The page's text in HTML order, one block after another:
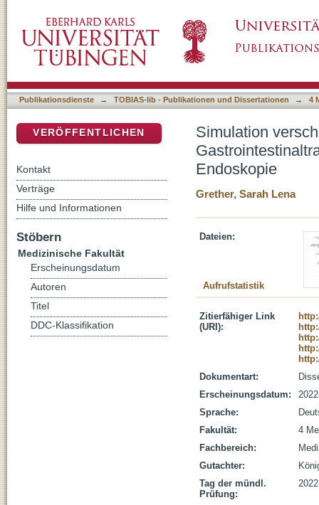
Blutstillung in der flexiblen Endoskopie
Publikationsdienste → TOBIAS-lib - Publikationen und Dissertationen → 4
Simulation
Endoskopie
Grether, Sarah Lena
Dateien:
Aufrufstatistik
Zitierfähiger Link
(URI):
Dokumentart:
Erscheinungsdatum:
Sprache:
Fakultät:
4
Fachbereich:
Gutachter:
Tag der mündl.
Prüfung:
VERÖFFENTLICHEN
Kontakt
Verträge
Hilfe und Informationen
Stöbern
Medizinische Fakultät
Erscheinungsdatum
Autoren
Titel
DDC-Klassifikation